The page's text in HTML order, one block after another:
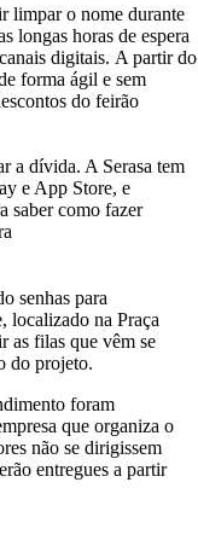
limpar o nome durante
longas horas de espera
digitais. A partir do
forma ágil e sem
do feirão
a dívida. A Serasa tem
e App Store, e
saber como fazer
senhas para
localizado na Praça
as filas que vêm se
do projeto.
foram
que organiza o
não se dirigissem
entregues a partir